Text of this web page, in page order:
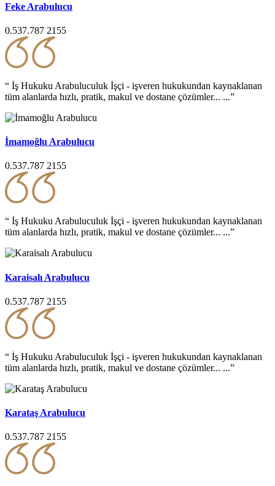
Feke Arabulucu
0.537.787 2155
“ İş Hukuku Arabuluculuk İşçi - işveren hukukundan kaynaklanan
tüm alanlarda hızlı, pratik, makul ve dostane çözümler... ...”
İmamoğlu Arabulucu
0.537.787 2155
“ İş Hukuku Arabuluculuk İşçi - işveren hukukundan kaynaklanan
tüm alanlarda hızlı, pratik, makul ve dostane çözümler... ...”
Karaisalı Arabulucu
0.537.787 2155
“ İş Hukuku Arabuluculuk İşçi - işveren hukukundan kaynaklanan
tüm alanlarda hızlı, pratik, makul ve dostane çözümler... ...”
Karataş Arabulucu
0.537.787 2155